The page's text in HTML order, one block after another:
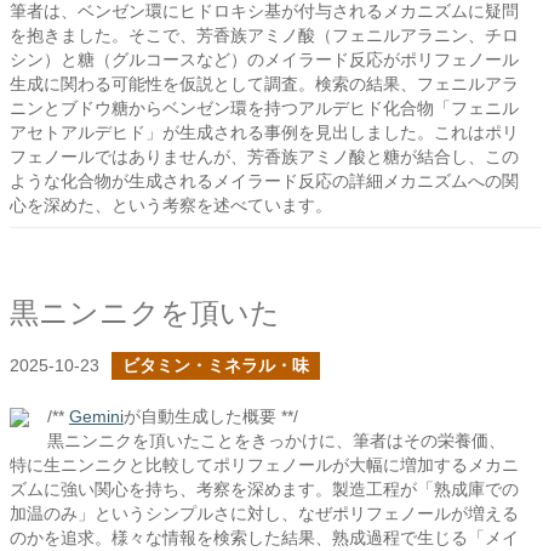
筆者は、ベンゼン環にヒドロキシ基が付与されるメカニズムに疑問
を抱きました。そこで、芳香族アミノ酸（フェニルアラニン、チロ
シン）と糖（グルコースなど）のメイラード反応がポリフェノール
生成に関わる可能性を仮説として調査。検索の結果、フェニルアラ
ニンとブドウ糖からベンゼン環を持つアルデヒド化合物「フェニル
アセトアルデヒド」が生成される事例を見出しました。これはポリ
フェノールではありませんが、芳香族アミノ酸と糖が結合し、この
ような化合物が生成されるメイラード反応の詳細メカニズムへの関
心を深めた、という考察を述べています。
黒ニンニクを頂いた
2025-10-23 ビタミン・ミネラル・味
/** Geminiが自動生成した概要 **/
黒ニンニクを頂いたことをきっかけに、筆者はその栄養価、
特に生ニンニクと比較してポリフェノールが大幅に増加するメカニ
ズムに強い関心を持ち、考察を深めます。製造工程が「熟成庫での
加温のみ」というシンプルさに対し、なぜポリフェノールが増える
のかを追求。様々な情報を検索した結果、熟成過程で生じる「メイ